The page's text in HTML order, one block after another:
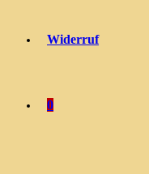
Widerruf
0